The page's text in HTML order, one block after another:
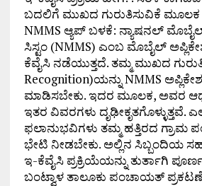
ಬದಲಿಗೆ ಮುಖದ ಗುರುತಿಸುವಿಕೆ ಮೂಲಕ
NMMS ಆ್ಯಪ್ ಬಳಕೆ: ನ್ಯಾಷನಲ್
ಸಿಸ್ಟಂ (NMMS) ಎಂಬ ಮೊಬೈಲ್
ಕೆವೈಸಿ ನಡೆಯುತ್ತದೆ. ತಮ್ಮ ಮುಖದ
Recognition)ಯನ್ನು NMMS
ಮಾಡಿಸಬೇಕು. ಇದರ ಮೂಲಕ, ಅವರ
ಇತರ ವಿವರಗಳು ದೃಢೀಕೃತಗೊಳ್ಳುತ್ತವೆ.
ಫಲಾನುಭವಿಗಳು ತಮ್ಮ ಹತ್ತಿರದ ಗ್ರಾಮ
ಭೇಟಿ ನೀಡಬೇಕು. ಅಲ್ಲಿನ ಸಿಬ್ಬಂದಿಯ
ಇ-ಕೆವೈಸಿ ಪ್ರಕ್ರಿಯೆಯನ್ನು ತುರ್ತಾಗಿ
ಬಂಟ್ವಾಳ ತಾಲೂಕು ಪಂಚಾಯತ್